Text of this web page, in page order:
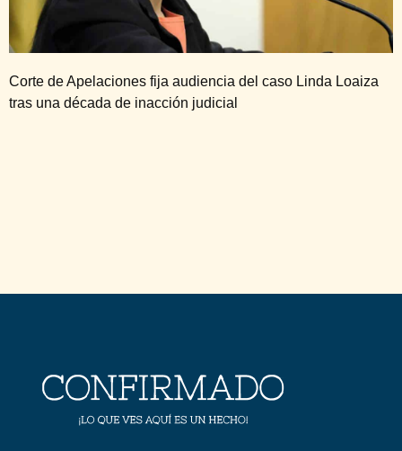
Corte de Apelaciones fija audiencia del caso Linda Loaiza
tras una década de inacción judicial